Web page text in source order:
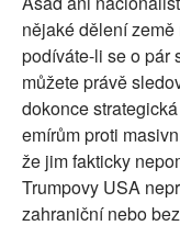
nějaké dělení
podíváte-li se o pár
můžete právě
dokonce
emírům proti
že jim fakticky
Trumpovy USA
zahraniční nebo